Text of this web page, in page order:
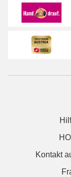
Kontakt